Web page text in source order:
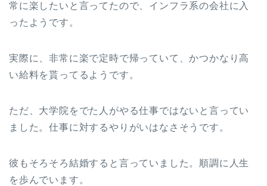
常に楽したいと言ってたので、インフラ系の会社に入
ったようです。
実際に、非常に楽で定時で帰っていて、かつかなり高
い給料を貰ってるようです。
ただ、大学院をでた人がやる仕事ではないと言ってい
ました。仕事に対するやりがいはなさそうです。
彼もそろそろ結婚すると言っていました。順調に人生
を歩んでいます。